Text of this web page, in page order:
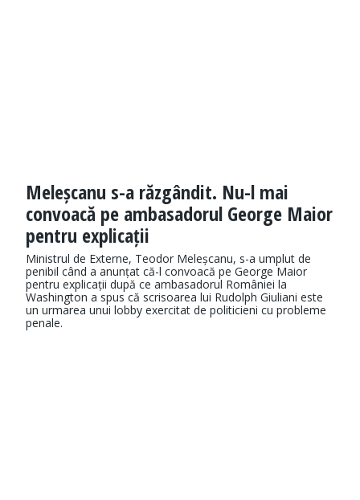
Meleșcanu s-a răzgândit. Nu-l mai
convoacă pe ambasadorul George Maior
pentru explicații
​Ministrul de Externe, Teodor Meleșcanu, s-a umplut de
penibil când a anunțat că-l convoacă pe George Maior
pentru explicații după ce ambasadorul României la
Washington a spus că scrisoarea lui Rudolph Giuliani este
un urmarea unui lobby exercitat de politicieni cu probleme
penale.